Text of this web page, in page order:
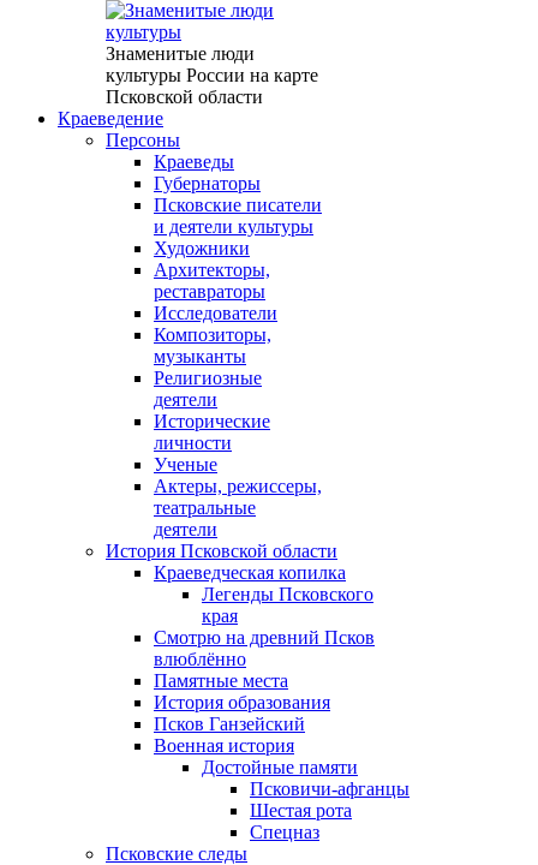
Знаменитые люди
культуры России на карте
Псковской области
Краеведение
Персоны
Краеведы
Губернаторы
Псковские писатели
и деятели культуры
Художники
Архитекторы,
реставраторы
Исследователи
Композиторы,
музыканты
Религиозные
деятели
Исторические
личности
Ученые
Актеры, режиссеры,
театральные
деятели
История Псковской области
Краеведческая копилка
Легенды Псковского
края
Смотрю на древний Псков
влюблённо
Памятные места
История образования
Псков Ганзейский
Военная история
Достойные памяти
Псковичи-афганцы
Шестая рота
Спецназ
Псковские следы